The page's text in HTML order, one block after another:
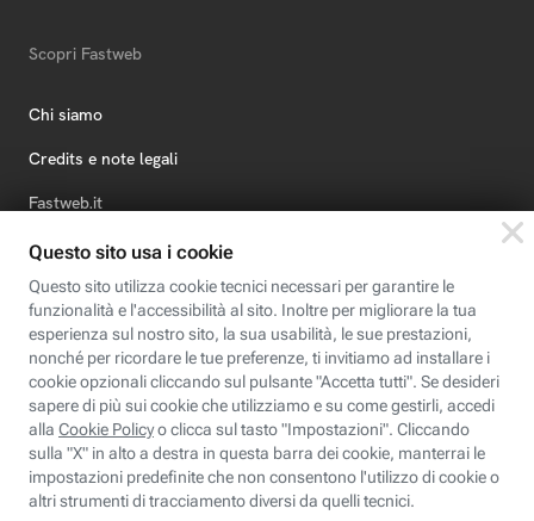
Scopri Fastweb
Chi siamo
Credits e note legali
Fastweb.it
Formazione
Fastweb Digital Academy
STEP FuturAbility District
Insieme, siamo futuro